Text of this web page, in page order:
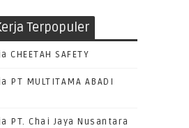
Terpopuler
SAFETY
PT MULTITAMA ABADI
PT. Chai Jaya Nusantara